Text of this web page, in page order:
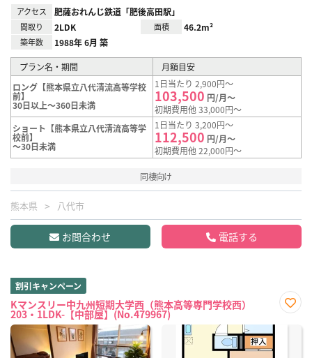
アクセス 肥薩おれんじ鉄道「肥後高田駅」
間取り 2LDK 面積 46.2m²
築年数 1988年 6月 築
プラン名・期間
月額目安
ロング【熊本県立八代清流高等学校
前】
30日以上～360日未満
1日当たり 2,900円～
103,500 円/月～
初期費用他 33,000円～
ショート【熊本県立八代清流高等学
校前】
～30日未満
1日当たり 3,200円～
112,500 円/月～
初期費用他 22,000円～
同棲向け
熊本県 八代市
お問合わせ 電話する
割引キャンペーン
Kマンスリー中九州短期大学西（熊本高等専門学校西）
203・1LDK-【中部屋】(No.479967)
に入